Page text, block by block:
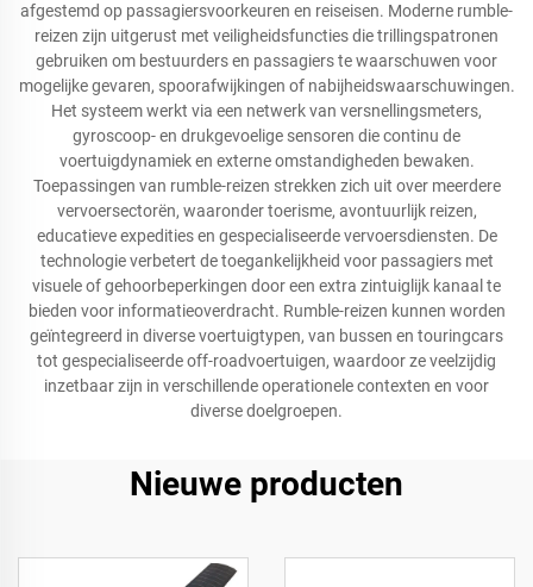
afgestemd op passagiersvoorkeuren en reiseisen. Moderne rumble-
reizen zijn uitgerust met veiligheidsfuncties die trillingspatronen
gebruiken om bestuurders en passagiers te waarschuwen voor
mogelijke gevaren, spoorafwijkingen of nabijheidswaarschuwingen.
Het systeem werkt via een netwerk van versnellingsmeters,
gyroscoop- en drukgevoelige sensoren die continu de
voertuigdynamiek en externe omstandigheden bewaken.
Toepassingen van rumble-reizen strekken zich uit over meerdere
vervoersectorën, waaronder toerisme, avontuurlijk reizen,
educatieve expedities en gespecialiseerde vervoersdiensten. De
technologie verbetert de toegankelijkheid voor passagiers met
visuele of gehoorbeperkingen door een extra zintuiglijk kanaal te
bieden voor informatieoverdracht. Rumble-reizen kunnen worden
geïntegreerd in diverse voertuigtypen, van bussen en touringcars
tot gespecialiseerde off-roadvoertuigen, waardoor ze veelzijdig
inzetbaar zijn in verschillende operationele contexten en voor
diverse doelgroepen.
Nieuwe producten